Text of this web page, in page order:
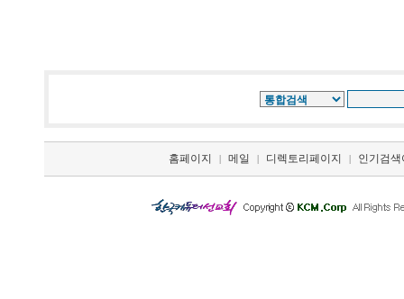
홈페이지 | 메일 | 디렉토리페이지 | 인기검색